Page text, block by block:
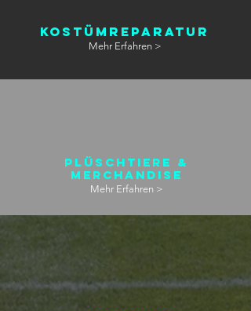
Kostümreparatur
Mehr Erfahren >
Plüschtiere &
Merchandise
Mehr Erfahren >